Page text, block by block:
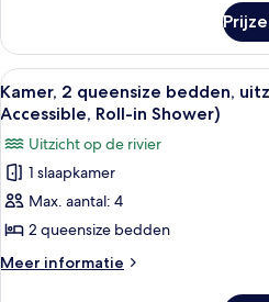
Tub)
laden
1
kingsize
bed
(Mobility
Tub)
Alle
foto's
Kamer,
2
queensize
bedden,
uitzicht
6
Kamer, 2 queensize bedden,
Accessible, Roll-in Shower)
Uitzicht op de rivier
1 slaapkamer
Max. aantal: 4
2 queensize bedden
Meer informatie
Meer